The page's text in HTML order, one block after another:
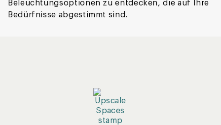
Beleuchtungsoptionen zu entdecken, die auf Ihre
Bedürfnisse abgestimmt sind.